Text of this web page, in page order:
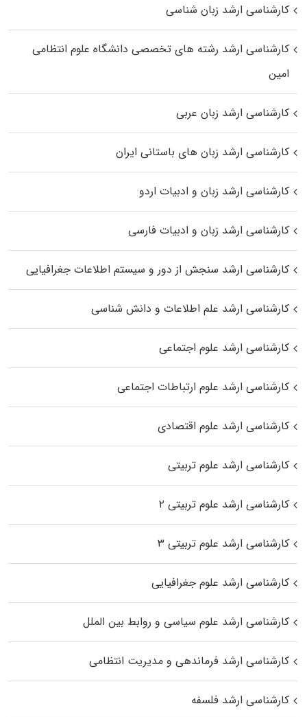
کارشناسی ارشد زبان شناسی
کارشناسی ارشد رﺷﺘﻪ ﻫﺎی تخصصی داﻧﺸﮕﺎه ﻋﻠﻮم انتظامی
اﻣﻴﻦ
کارشناسی ارشد زبان عربی
کارشناسی ارشد زبان‌ های باستانی ایران
کارشناسی ارشد زبان و ادبیات اردو
کارشناسی ارشد زبان و ادبیات فارسی
کارشناسی ارشد سنجش از دور و سیستم اطلاعات جغرافیایی
کارشناسی ارشد علم اطلاعات و دانش شناسی
کارشناسی ارشد علوم اجتماعی
کارشناسی ارشد علوم ارتباطات اجتماعی
کارشناسی ارشد علوم اقتصادی
کارشناسی ارشد علوم تربیتی
کارشناسی ارشد علوم تربیتی ۲
کارشناسی ارشد علوم تربیتی ۳
کارشناسی ارشد علوم جغرافیایی
کارشناسی ارشد علوم سیاسی و روابط بین الملل
کارشناسی ارشد فرماندهی و مدیریت انتظامی
کارشناسی ارشد فلسفه